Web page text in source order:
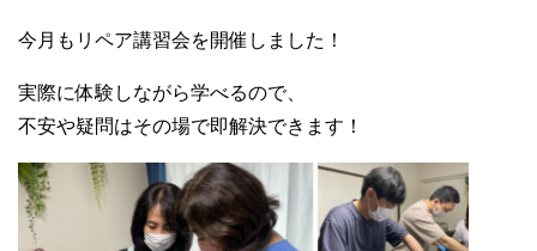
今月もリペア講習会を開催しました！
実際に体験しながら学べるので、
不安や疑問はその場で即解決できます！